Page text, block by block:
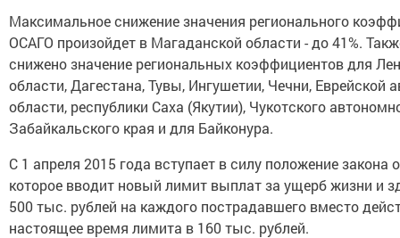
Максимальное снижение значения регионального
ОСАГО произойдет в Магаданской области - до 41%.
снижено значение региональных коэффициентов для
области, Дагестана, Тувы, Ингушетии, Чечни, Еврейской
области, республики Саха (Якутии), Чукотского
Забайкальского края и для Байконура.
С 1 апреля 2015 года вступает в силу положение закона
которое вводит новый лимит выплат за ущерб жизни и
500 тыс. рублей на каждого пострадавшего вместо
настоящее время лимита в 160 тыс. рублей.